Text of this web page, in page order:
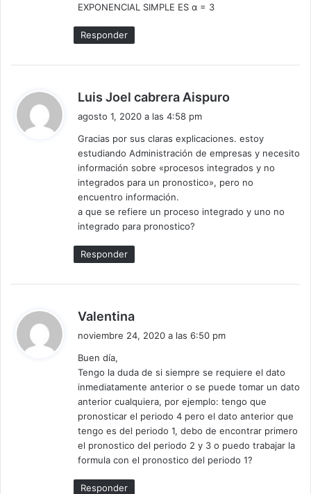
EXPONENCIAL SIMPLE ES α = 3
Responder
Luis Joel cabrera Aispuro
e
:
agosto 1, 2020 a las 4:58 pm
Gracias por sus claras explicaciones. estoy
estudiando Administración de empresas y necesito
información sobre «procesos integrados y no
integrados para un pronostico», pero no
encuentro información.
a que se refiere un proceso integrado y uno no
integrado para pronostico?
Responder
Valentina
c
:
noviembre 24, 2020 a las 6:50 pm
Buen día,
Tengo la duda de si siempre se requiere el dato
inmediatamente anterior o se puede tomar un dato
anterior cualquiera, por ejemplo: tengo que
pronosticar el periodo 4 pero el dato anterior que
tengo es del periodo 1, debo de encontrar primero
el pronostico del periodo 2 y 3 o puedo trabajar la
formula con el pronostico del periodo 1?
Responder